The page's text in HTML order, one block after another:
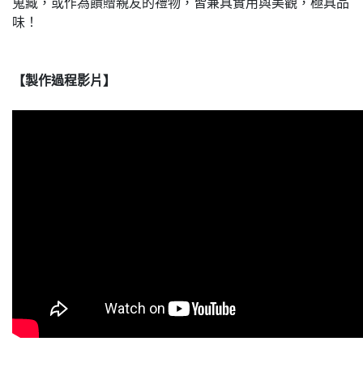
蒐藏，或作為饋贈親友的禮物，皆兼具實用與美觀，極具品
味！
【製作過程影片】